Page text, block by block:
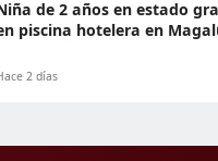
de 2 años en estado
piscina hotelera en
2 días